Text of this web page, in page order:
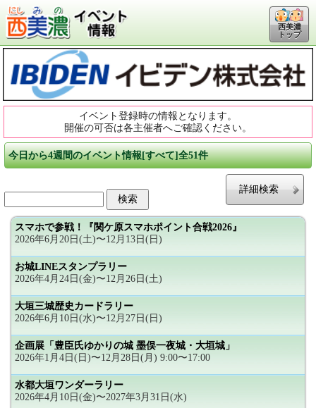
西美濃
トップ
イベント登録時の情報となります。
開催の可否は各主催者へご確認ください。
今日から4週間のイベント情報[すべて]全51件
詳細検索
スマホで参戦！『関ケ原スマホポイント合戦2026』
2026年6月20日(土)〜12月13日(日)
お城LINEスタンプラリー
2026年4月24日(金)〜12月26日(土)
大垣三城歴史カードラリー
2026年6月10日(水)〜12月27日(日)
企画展「豊臣氏ゆかりの城 墨俣一夜城・大垣城」
2026年1月4日(日)〜12月28日(月) 9:00〜17:00
水都大垣ワンダーラリー
2026年4月10日(金)〜2027年3月31日(水)